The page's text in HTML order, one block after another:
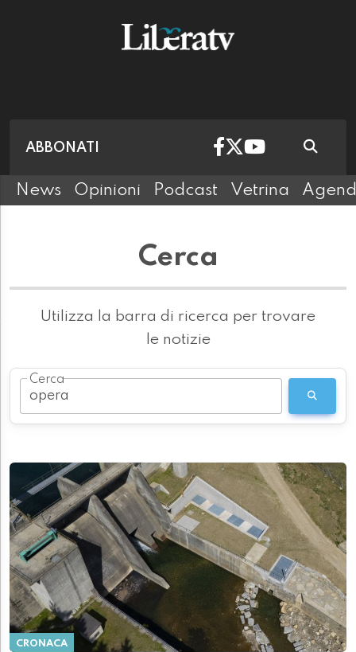
ABBONATI
News Opinioni Podcast Vetrina
Cerca
Utilizza la barra di ricerca per trovare
le notizie
Cerca
CRONACA